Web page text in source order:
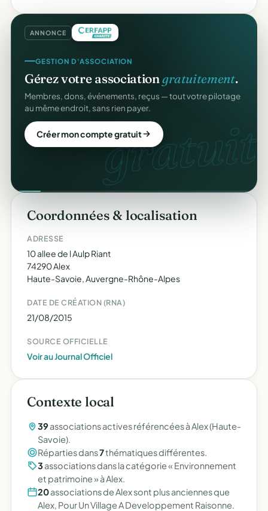
ANNONCE
gratuit.
GESTION D'ASSOCIATION
Gérez votre associationgratuitement.
Membres, dons, événements, reçus — tout votre pilotage
au même endroit, sans rien payer.
Créer mon compte gratuit
Coordonnées & localisation
ADRESSE
10 allee de l Aulp Riant
74290 Alex
Haute-Savoie, Auvergne-Rhône-Alpes
DATE DE CRÉATION (RNA)
21/08/2015
SOURCE OFFICIELLE
Voir au Journal Officiel
Contexte local
39 associations actives référencées à Alex (Haute-
Savoie).
Réparties dans7thématiques différentes.
3associations dans la catégorie « Environnement
et patrimoine » à Alex.
20associations de Alex sont plus anciennes que
Alex, Pour Un Village A Developpement Raisonne.